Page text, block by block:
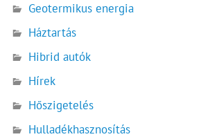
Geotermikus energia
Háztartás
Hibrid autók
Hírek
Hőszigetelés
Hulladékhasznosítás